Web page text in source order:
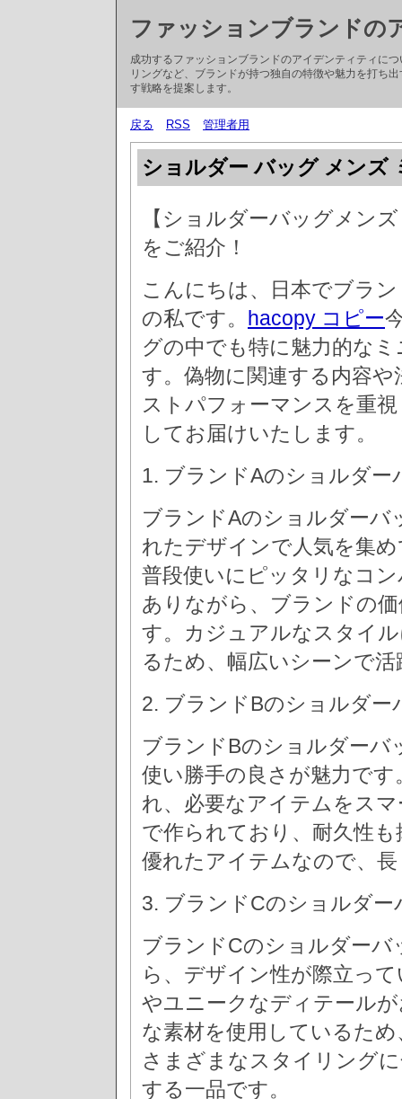
ファッションブランドの
成功するファッションブランドのアイデンティティに
リングなど、ブランドが持つ独自の特徴や魅力を打ち
す戦略を提案します。
戻る RSS 管理者用
ショルダー バッグ メンズ
【ショルダーバッグメン
をご紹介！
こんにちは、日本でブラ
の私です。 hacopy コピー
グの中でも特に魅力的な
す。偽物に関連する内容
ストパフォーマンスを重
してお届けいたします。
1. ブランドAのショルダー
ブランドAのショルダーバ
れたデザインで人気を集
普段使いにピッタリなコ
ありながら、ブランドの
す。カジュアルなスタイ
るため、幅広いシーンで
2. ブランドBのショルダー
ブランドBのショルダー
使い勝手の良さが魅力で
れ、必要なアイテムをス
で作られており、耐久性
優れたアイテムなので、
3. ブランドCのショルダ
ブランドCのショルダー
ら、デザイン性が際立っ
やユニークなディテール
な素材を使用しているた
さまざまなスタイリング
する一品です。